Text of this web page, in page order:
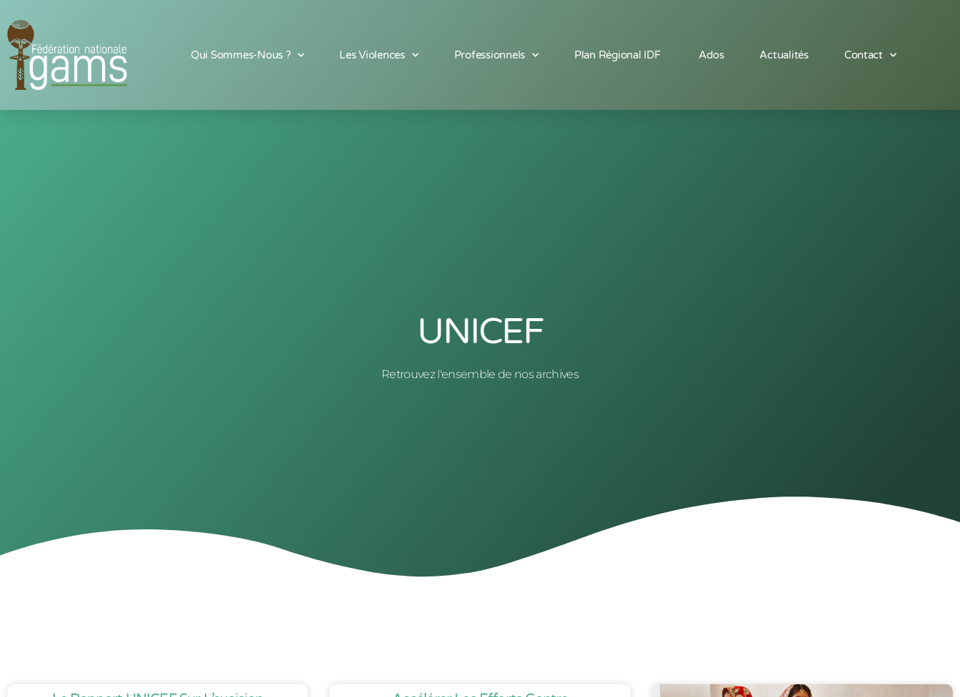
Qui Sommes-Nous ? Les Violences Professionnels Plan Régional IDF Ados Actualités Contact
UNICEF
Retrouvez l'ensemble de nos archives